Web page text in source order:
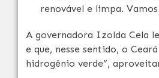
renovável e limpa.
A governadora Izolda Cela
e que, nesse sentido, o
hidrogênio verde”,